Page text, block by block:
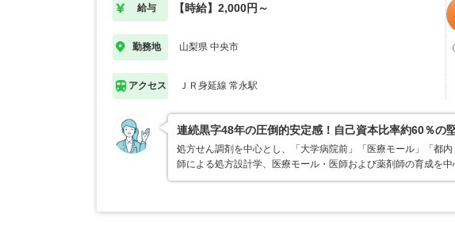
給与 【時給】2,000円～
勤務地 山梨県 中央市
アクセス ＪＲ身延線 常永駅
連続黒字48年の圧倒的安定感！自己資本比率約60％の
処方せん調剤を中心とし、「大学病院前」「医療モール」「都
師による処方設計学、医療モール・医師および薬剤師の育成を